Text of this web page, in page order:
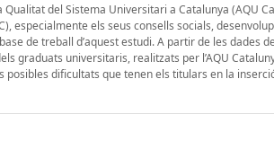
del Sistema Universitari a Catalunya (AQU
especialmente els seus consells socials,
de treball d’aquest estudi. A partir de les dades
graduats universitaris, realitzats per l’AQU
dificultats que tenen els titulars en la